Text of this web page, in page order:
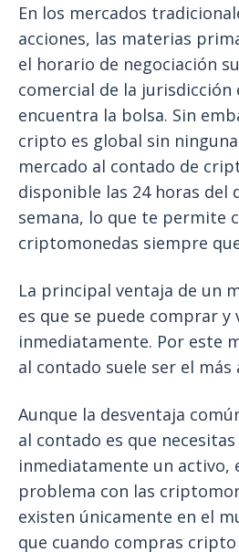
En los mercados
acciones, las materias
el horario de negociación
comercial de la jurisdicción
encuentra la bolsa. Sin
cripto es global sin
mercado al contado de
disponible las 24 horas del
semana, lo que te permite
criptomonedas siempre
La principal ventaja de un
es que se puede comprar y
inmediatamente. Por este
al contado suele ser el
Aunque la desventaja
al contado es que
inmediatamente un activo,
problema con las
existen únicamente en el
que cuando compras